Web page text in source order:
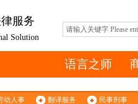
服务
Solution
语言之师
动人事 翻译服务 民事刑事